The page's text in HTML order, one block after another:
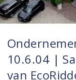
10.6.04 |
van